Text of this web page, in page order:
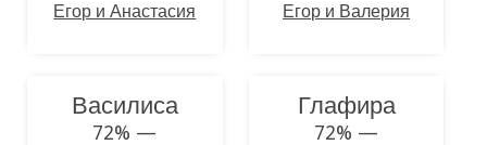
Егор и Анастасия Егор и Валерия
Василиса
72% —
Глафира
72% —